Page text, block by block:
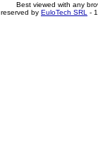
Best viewed with any
by EuloTech SRL -